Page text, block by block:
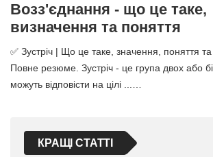
Возз'єднання - що це таке,
визначення та поняття
✅ Зустріч | Що це таке, значення, поняття
Повне резюме. Зустріч - це група двох або
можуть відповісти на цілі ...…
КРАЩІ СТАТТІ